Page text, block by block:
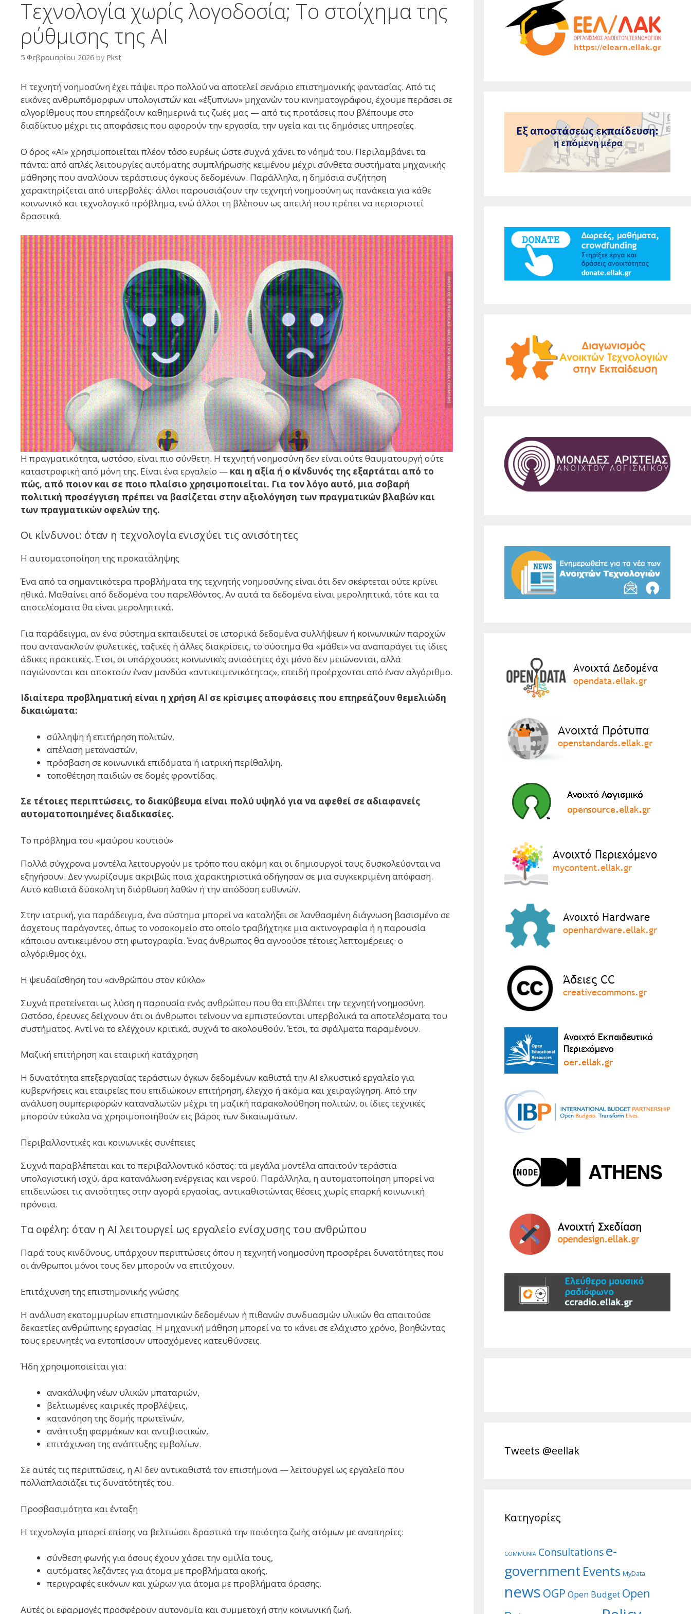
Τεχνολογία χωρίς λογοδοσία; Το στοίχημα της
ρύθμισης της AI
5 Φεβρουαρίου 2026 by Pkst
Η τεχνητή νοημοσύνη έχει πάψει προ πολλού να αποτελεί σενάριο επιστημονικής φαντασίας. Από τις
εικόνες ανθρωπόμορφων υπολογιστών και «έξυπνων» μηχανών του κινηματογράφου, έχουμε περάσει σε
αλγορίθμους που επηρεάζουν καθημερινά τις ζωές μας — από τις προτάσεις που βλέπουμε στο
διαδίκτυο μέχρι τις αποφάσεις που αφορούν την εργασία, την υγεία και τις δημόσιες υπηρεσίες.
Ο όρος «AI» χρησιμοποιείται πλέον τόσο ευρέως ώστε συχνά χάνει το νόημά του. Περιλαμβάνει τα
πάντα: από απλές λειτουργίες αυτόματης συμπλήρωσης κειμένου μέχρι σύνθετα συστήματα μηχανικής
μάθησης που αναλύουν τεράστιους όγκους δεδομένων. Παράλληλα, η δημόσια συζήτηση
χαρακτηρίζεται από υπερβολές: άλλοι παρουσιάζουν την τεχνητή νοημοσύνη ως πανάκεια για κάθε
κοινωνικό και τεχνολογικό πρόβλημα, ενώ άλλοι τη βλέπουν ως απειλή που πρέπει να περιοριστεί
δραστικά.
Η πραγματικότητα, ωστόσο, είναι πιο σύνθετη. Η τεχνητή νοημοσύνη δεν είναι ούτε θαυματουργή ούτε
καταστροφική από μόνη της. Είναι ένα εργαλείο — και η αξία ή ο κίνδυνός της εξαρτάται από το
πώς, από ποιον και σε ποιο πλαίσιο χρησιμοποιείται. Για τον λόγο αυτό, μια σοβαρή
πολιτική προσέγγιση πρέπει να βασίζεται στην αξιολόγηση των πραγματικών βλαβών και
των πραγματικών οφελών της.
Οι κίνδυνοι: όταν η τεχνολογία ενισχύει τις ανισότητες
Η αυτοματοποίηση της προκατάληψης
Ένα από τα σημαντικότερα προβλήματα της τεχνητής νοημοσύνης είναι ότι δεν σκέφτεται ούτε κρίνει
ηθικά. Μαθαίνει από δεδομένα του παρελθόντος. Αν αυτά τα δεδομένα είναι μεροληπτικά, τότε και τα
αποτελέσματα θα είναι μεροληπτικά.
Για παράδειγμα, αν ένα σύστημα εκπαιδευτεί σε ιστορικά δεδομένα συλλήψεων ή κοινωνικών παροχών
που αντανακλούν φυλετικές, ταξικές ή άλλες διακρίσεις, το σύστημα θα «μάθει» να αναπαράγει τις ίδιες
άδικες πρακτικές. Έτσι, οι υπάρχουσες κοινωνικές ανισότητες όχι μόνο δεν μειώνονται, αλλά
παγιώνονται και αποκτούν έναν μανδύα «αντικειμενικότητας», επειδή προέρχονται από έναν αλγόριθμο.
Ιδιαίτερα προβληματική είναι η χρήση AI σε κρίσιμες αποφάσεις που επηρεάζουν θεμελιώδη
δικαιώματα:
σύλληψη ή επιτήρηση πολιτών,
απέλαση μεταναστών,
πρόσβαση σε κοινωνικά επιδόματα ή ιατρική περίθαλψη,
τοποθέτηση παιδιών σε δομές φροντίδας.
Σε τέτοιες περιπτώσεις, το διακύβευμα είναι πολύ υψηλό για να αφεθεί σε αδιαφανείς
αυτοματοποιημένες διαδικασίες.
Το πρόβλημα του «μαύρου κουτιού»
Πολλά σύγχρονα μοντέλα λειτουργούν με τρόπο που ακόμη και οι δημιουργοί τους δυσκολεύονται να
εξηγήσουν. Δεν γνωρίζουμε ακριβώς ποια χαρακτηριστικά οδήγησαν σε μια συγκεκριμένη απόφαση.
Αυτό καθιστά δύσκολη τη διόρθωση λαθών ή την απόδοση ευθυνών.
Στην ιατρική, για παράδειγμα, ένα σύστημα μπορεί να καταλήξει σε λανθασμένη διάγνωση βασισμένο σε
άσχετους παράγοντες, όπως το νοσοκομείο στο οποίο τραβήχτηκε μια ακτινογραφία ή η παρουσία
κάποιου αντικειμένου στη φωτογραφία. Ένας άνθρωπος θα αγνοούσε τέτοιες λεπτομέρειες· ο
αλγόριθμος όχι.
Η ψευδαίσθηση του «ανθρώπου στον κύκλο»
Συχνά προτείνεται ως λύση η παρουσία ενός ανθρώπου που θα επιβλέπει την τεχνητή νοημοσύνη.
Ωστόσο, έρευνες δείχνουν ότι οι άνθρωποι τείνουν να εμπιστεύονται υπερβολικά τα αποτελέσματα του
συστήματος. Αντί να το ελέγχουν κριτικά, συχνά το ακολουθούν. Έτσι, τα σφάλματα παραμένουν.
Μαζική επιτήρηση και εταιρική κατάχρηση
Η δυνατότητα επεξεργασίας τεράστιων όγκων δεδομένων καθιστά την AI ελκυστικό εργαλείο για
κυβερνήσεις και εταιρείες που επιδιώκουν επιτήρηση, έλεγχο ή ακόμα και χειραγώγηση. Από την
ανάλυση συμπεριφορών καταναλωτών μέχρι τη μαζική παρακολούθηση πολιτών, οι ίδιες τεχνικές
μπορούν εύκολα να χρησιμοποιηθούν εις βάρος των δικαιωμάτων.
Περιβαλλοντικές και κοινωνικές συνέπειες
Συχνά παραβλέπεται και το περιβαλλοντικό κόστος: τα μεγάλα μοντέλα απαιτούν τεράστια
υπολογιστική ισχύ, άρα κατανάλωση ενέργειας και νερού. Παράλληλα, η αυτοματοποίηση μπορεί να
επιδεινώσει τις ανισότητες στην αγορά εργασίας, αντικαθιστώντας θέσεις χωρίς επαρκή κοινωνική
πρόνοια.
Τα οφέλη: όταν η AI λειτουργεί ως εργαλείο ενίσχυσης του ανθρώπου
Παρά τους κινδύνους, υπάρχουν περιπτώσεις όπου η τεχνητή νοημοσύνη προσφέρει δυνατότητες που
οι άνθρωποι μόνοι τους δεν μπορούν να επιτύχουν.
Επιτάχυνση της επιστημονικής γνώσης
Η ανάλυση εκατομμυρίων επιστημονικών δεδομένων ή πιθανών συνδυασμών υλικών θα απαιτούσε
δεκαετίες ανθρώπινης εργασίας. Η μηχανική μάθηση μπορεί να το κάνει σε ελάχιστο χρόνο, βοηθώντας
τους ερευνητές να εντοπίσουν υποσχόμενες κατευθύνσεις.
Ήδη χρησιμοποιείται για:
ανακάλυψη νέων υλικών μπαταριών,
βελτιωμένες καιρικές προβλέψεις,
κατανόηση της δομής πρωτεϊνών,
ανάπτυξη φαρμάκων και αντιβιοτικών,
επιτάχυνση της ανάπτυξης εμβολίων.
Σε αυτές τις περιπτώσεις, η AI δεν αντικαθιστά τον επιστήμονα — λειτουργεί ως εργαλείο που
πολλαπλασιάζει τις δυνατότητές του.
Προσβασιμότητα και ένταξη
Η τεχνολογία μπορεί επίσης να βελτιώσει δραστικά την ποιότητα ζωής ατόμων με αναπηρίες:
σύνθεση φωνής για όσους έχουν χάσει την ομιλία τους,
αυτόματες λεζάντες για άτομα με προβλήματα ακοής,
περιγραφές εικόνων και χώρων για άτομα με προβλήματα όρασης.
Αυτές οι εφαρμογές προσφέρουν αυτονομία και συμμετοχή στην κοινωνική ζωή.
Tweets @eellak
Κατηγορίες
COMMUNIA Consultations e-
government Events MyData
news OGP Open Budget Open